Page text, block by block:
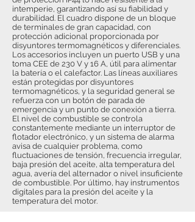
intemperie, garantizando así su fiabilidad y
durabilidad. El cuadro dispone de un bloque
de terminales de gran capacidad, con
protección adicional proporcionada por
disyuntores termomagnéticos y diferenciales.
Los accesorios incluyen un puerto USB y una
toma CEE de 230 V y 16 A, útil para alimentar
la batería o el calefactor. Las líneas auxiliares
están protegidas por disyuntores
termomagnéticos, y la seguridad general se
refuerza con un botón de parada de
emergencia y un punto de conexión a tierra.
El nivel de combustible se controla
constantemente mediante un interruptor de
flotador electrónico, y un sistema de alarma
avisa de cualquier problema, como
fluctuaciones de tensión, frecuencia irregular,
baja presión del aceite, alta temperatura del
agua, avería del alternador o nivel insuficiente
de combustible. Por último, hay instrumentos
digitales para la presión del aceite y la
temperatura del motor.